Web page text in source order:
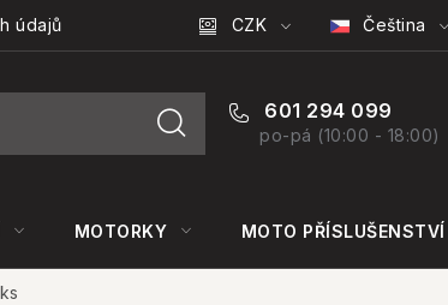
údajů CZK Čeština
601 294 099
po-pá (10:00 - 18:00)
MOTORKY MOTO PŘÍSLUŠENSTVÍ